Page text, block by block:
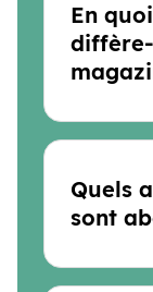
En
Quels
sont